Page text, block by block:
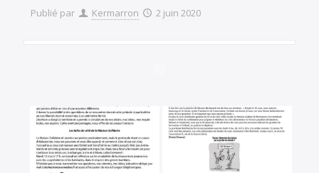
Publié par Kermarron 2 juin 2020